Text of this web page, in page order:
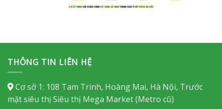
THÔNG TIN LIÊN HỆ
Cơ sở 1: 108 Tam Trinh, Hoàng Mai, Hà Nội, Trước
mặt siêu thị Siêu thị Mega Market (Metro cũ)